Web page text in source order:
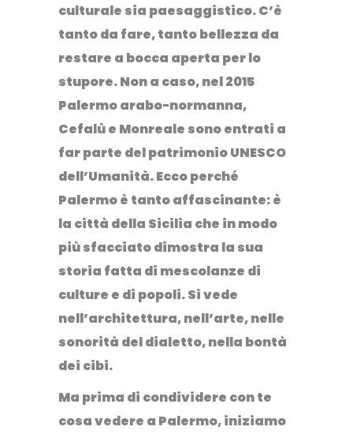
culturale sia paesaggistico.C’è
tanto da fare, tanto bellezza da
restare a bocca aperta per lo
stupore. Non a caso, nel 2015
Palermo arabo-normanna,
Cefalù e Monrealesono entrati a
far parte del patrimonio UNESCO
dell’Umanità.Ecco perché
Palermo è tanto affascinante: è
la città della Sicilia che in modo
più sfacciato dimostra la sua
storia fatta di mescolanze di
culture e di popoli. Si vede
nell’architettura, nell’arte, nelle
sonorità del dialetto, nella bontà
dei cibi.
Ma prima di condividere con te
cosa vedere a Palermo, iniziamo